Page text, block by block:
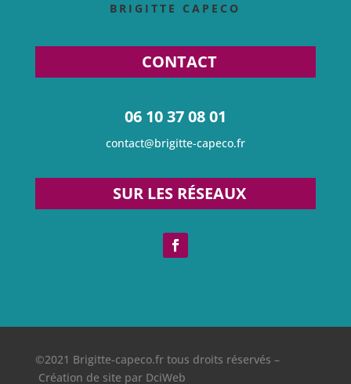
BRIGITTE CAPECO
CONTACT
06 10 37 08 01
contact@brigitte-capeco.fr
SUR LES RÉSEAUX
©2021 Brigitte-capeco.fr tous droits réservés –
Création de site par DciWeb